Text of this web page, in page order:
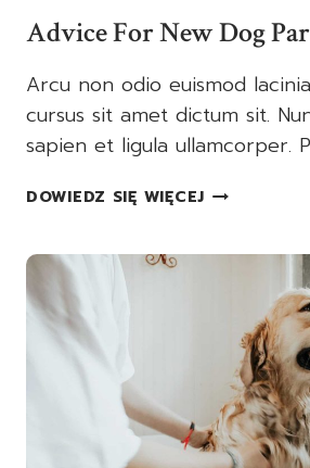
Advice For New Dog
Arcu non odio euismod
cursus sit amet dictum sit.
sapien et ligula ullamcorper.
DOWIEDZ SIĘ WIĘCEJADVICE
PARENTS